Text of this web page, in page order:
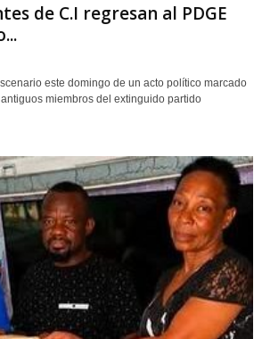
de C.I regresan al PDGE
este domingo de un acto político marcado
miembros del extinguido partido